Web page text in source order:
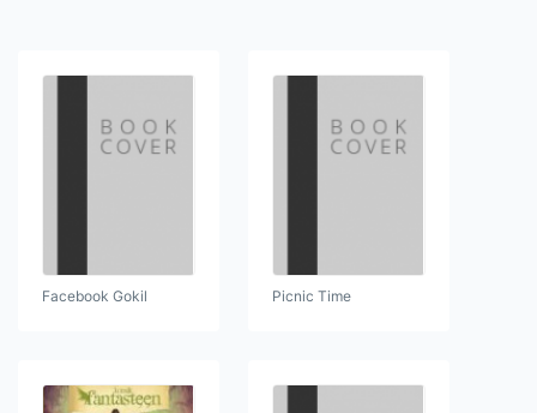
Facebook Gokil Picnic Time